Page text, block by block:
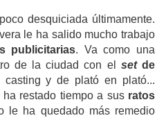
desquiciada últimamente.
le ha salido mucho trabajo
publicitarias. Va como una
de la ciudad con el setde
y de plató en plató...
restado tiempo a sus ratos
le ha quedado más remedio